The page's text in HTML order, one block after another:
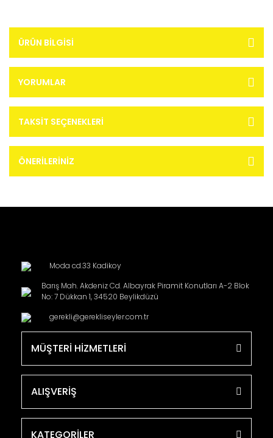
ÜRÜN BILGISI
YORUMLAR
TAKSIT SEÇENEKLERI
ÖNERILERINIZ
Moda cd.33 Kadikoy
Barış Mah. Akdeniz Cd. Albayrak Piramit Konutları A-2 Blok
No: 7 Dükkan 1, 34520 Beylikdüzü
gerekli@gerekliseyler.com.tr
MÜŞTERİ HİZMETLERİ
ALIŞVERİŞ
KATEGORİLER